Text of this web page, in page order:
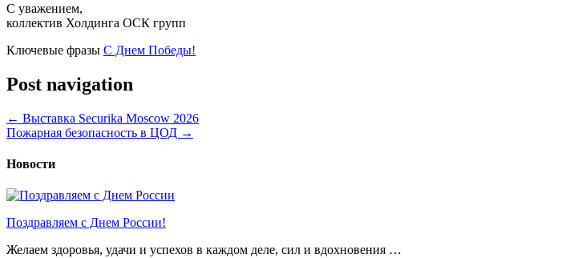
С уважением,
коллектив Холдинга ОСК групп
Ключевые фразы С Днем Победы!
Post navigation
← Выставка Securika Moscow 2026
Пожарная безопасность в ЦОД →
Новости
Поздравляем с Днем России!
Желаем здоровья, удачи и успехов в каждом деле, сил и вдохновения …